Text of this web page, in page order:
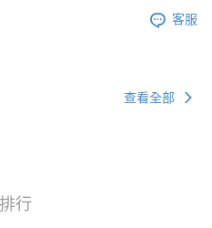
客服
查看全部
行